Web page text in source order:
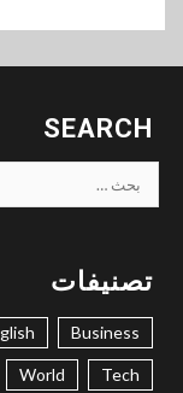
SEARCH
البحث
عن:
تصنيفات
Business
Tech
World